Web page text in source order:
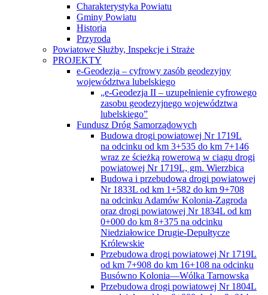
Charakterystyka Powiatu
Gminy Powiatu
Historia
Przyroda
Powiatowe Służby, Inspekcje i Straże
PROJEKTY
e-Geodezja – cyfrowy zasób geodezyjny
województwa lubelskiego
„e-Geodezja II – uzupełnienie cyfrowego
zasobu geodezyjnego województwa
lubelskiego”
Fundusz Dróg Samorządowych
Budowa drogi powiatowej Nr 1719L
na odcinku od km 3+535 do km 7+146
wraz ze ścieżką rowerową w ciągu drogi
powiatowej Nr 1719L, gm. Wierzbica
Budowa i przebudowa drogi powiatowej
Nr 1833L od km 1+582 do km 9+708
na odcinku Adamów Kolonia-Zagroda
oraz drogi powiatowej Nr 1834L od km
0+000 do km 8+375 na odcinku
Niedziałowice Drugie-Depułtycze
Królewskie
Przebudowa drogi powiatowej Nr 1719L
od km 7+908 do km 16+108 na odcinku
Busówno Kolonia—Wólka Tarnowska
Przebudowa drogi powiatowej Nr 1804L